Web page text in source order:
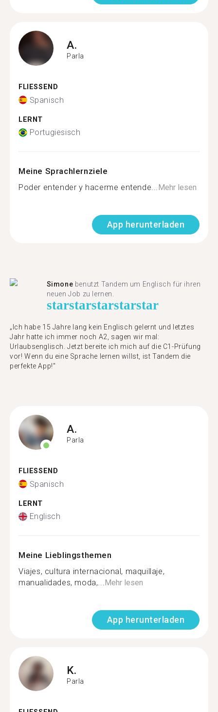
A.
Parla
FLIESSEND
Spanisch
LERNT
Portugiesisch
Meine Sprachlernziele
Poder entender y hacerme entende...Mehr lesen
App herunterladen
Simone benutzt Tandem um Englisch für ihren
neuen Job zu lernen.
starstarstarstarstar
„Ich habe 15 Jahre lang kein Englisch gelernt und letztes
Jahr hatte ich immer noch A2, sagen wir mal:
Urlaubsenglisch. Jetzt bereite ich mich auf die C1-Prüfung
vor! Wenn du eine Sprache lernen willst, ist Tandem die
perfekte App!"
A.
Parla
FLIESSEND
Spanisch
LERNT
Englisch
Meine Lieblingsthemen
Viajes, cultura internacional, maquillaje,
manualidades, moda,...Mehr lesen
App herunterladen
K.
Parla